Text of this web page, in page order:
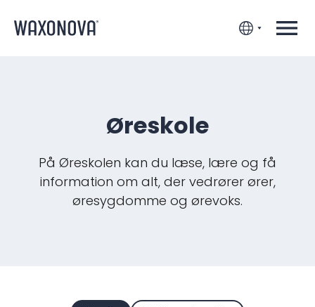
Øreskole
På Øreskolen kan du læse, lære og få
information om alt, der vedrører ører,
øresygdomme og ørevoks.